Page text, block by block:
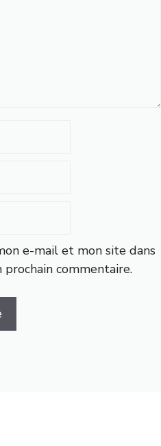
e-mail et mon site dans
commentaire.